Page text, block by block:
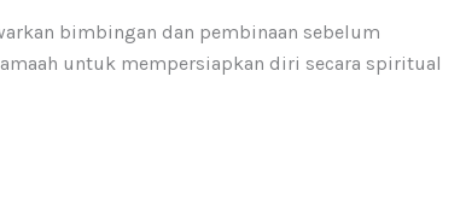
bimbingan dan pembinaan sebelum
untuk mempersiapkan diri secara spiritual